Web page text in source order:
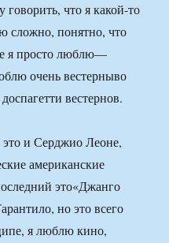
что я какой-то
сложно, понятно, что
я просто люблю—
очень вестерныво
вестернов.
и Серджио Леоне,
американские
это«Джанго
но это всего
я люблю кино,